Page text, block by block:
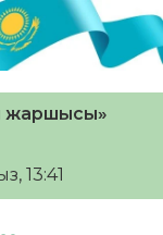
жаршысы»
13:41